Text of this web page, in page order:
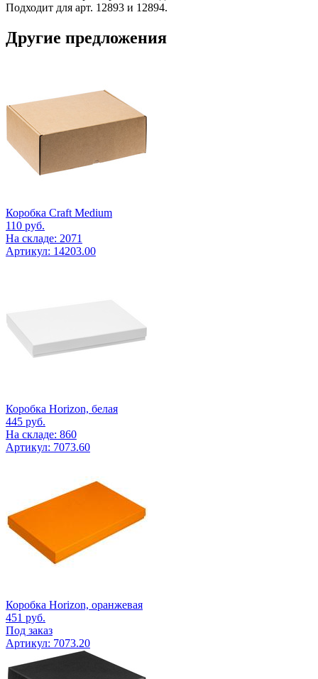
Подходит для арт. 12893 и 12894.
Другие предложения
Коробка Craft Medium
110 руб.
На складе: 2071
Артикул: 14203.00
Коробка Horizon, белая
445 руб.
На складе: 860
Артикул: 7073.60
Коробка Horizon, оранжевая
451 руб.
Под заказ
Артикул: 7073.20